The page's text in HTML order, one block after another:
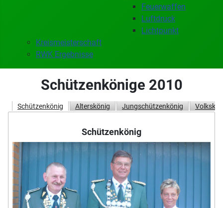
Feuerwaffen
Luftdruck
Lichtpunkt
Kreismeisterschaft
RWK Ergebnisse
Schützenkönige 2010
Schützenkönig Alterskönig Jungschützenkönig
Schützenkönig